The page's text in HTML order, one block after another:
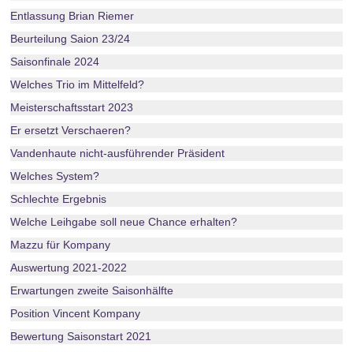
Entlassung Brian Riemer
Beurteilung Saion 23/24
Saisonfinale 2024
Welches Trio im Mittelfeld?
Meisterschaftsstart 2023
Er ersetzt Verschaeren?
Vandenhaute nicht-ausführender Präsident
Welches System?
Schlechte Ergebnis
Welche Leihgabe soll neue Chance erhalten?
Mazzu für Kompany
Auswertung 2021-2022
Erwartungen zweite Saisonhälfte
Position Vincent Kompany
Bewertung Saisonstart 2021